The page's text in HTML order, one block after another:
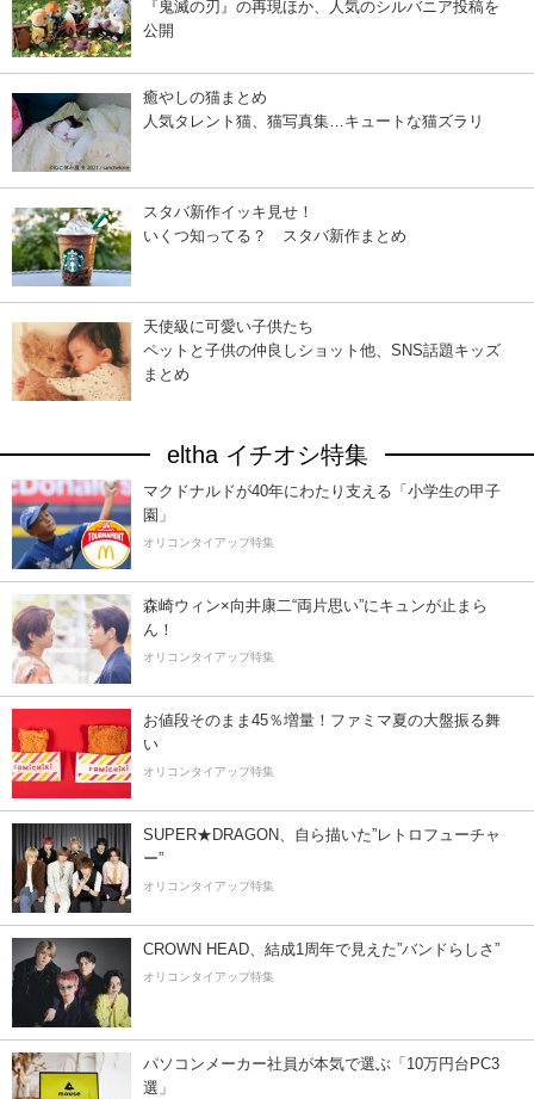
『鬼滅の刃』の再現ほか、人気のシルバニア投稿を
公開
癒やしの猫まとめ
人気タレント猫、猫写真集…キュートな猫ズラリ
スタバ新作イッキ見せ！
いくつ知ってる？ スタバ新作まとめ
天使級に可愛い子供たち
ペットと子供の仲良しショット他、SNS話題キッズ
まとめ
eltha イチオシ特集
マクドナルドが40年にわたり支える「小学生の甲子
園」
オリコンタイアップ特集
森崎ウィン×向井康二“両片思い”にキュンが止まら
ん！
オリコンタイアップ特集
お値段そのまま45％増量！ファミマ夏の大盤振る舞
い
オリコンタイアップ特集
SUPER★DRAGON、自ら描いた”レトロフューチャ
ー”
オリコンタイアップ特集
CROWN HEAD、結成1周年で見えた”バンドらしさ”
オリコンタイアップ特集
パソコンメーカー社員が本気で選ぶ「10万円台PC3
選」